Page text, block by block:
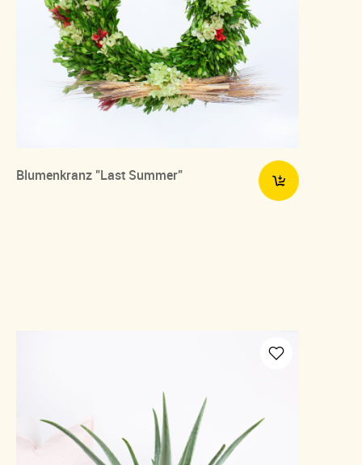
Blumenkranz "Last Summer"